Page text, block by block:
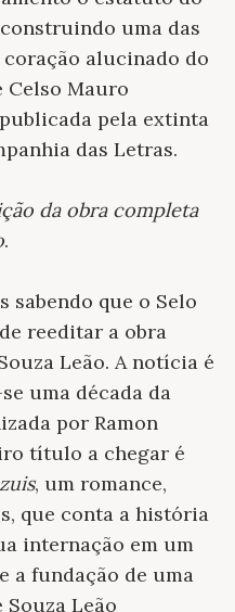
uma das
alucinado do
Celso Mauro
pela extinta
das Letras.
da obra completa
.
sabendo que o Selo
reeditar a obra
Leão. A notícia é
uma década da
por Ramon
título a chegar é
, um romance,
que conta a história
internação em um
a fundação de uma
Leão